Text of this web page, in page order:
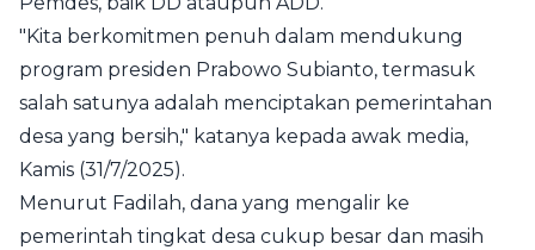
"Kita berkomitmen penuh dalam mendukung
program presiden Prabowo Subianto, termasuk
salah satunya adalah menciptakan pemerintahan
desa yang bersih," katanya kepada awak media,
Kamis (31/7/2025).
Menurut Fadilah, dana yang mengalir ke
pemerintah tingkat desa cukup besar dan masih